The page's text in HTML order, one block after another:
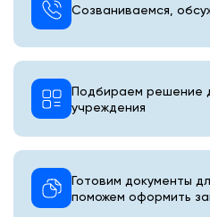
Созваниваемся,
Подбираем решение
учреждения
Готовим документы
поможем оформить